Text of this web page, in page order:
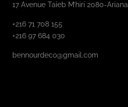
17 Avenue Taieb M’hiri 2080-Ariana
+216 71 708 155
+216 97 684 030
bennourdeco@gmail.com